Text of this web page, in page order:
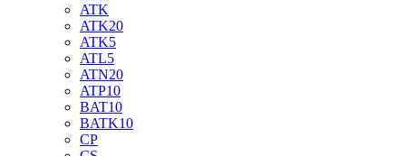
ATK
ATK20
ATK5
ATL5
ATN20
ATP10
BAT10
BATK10
CP